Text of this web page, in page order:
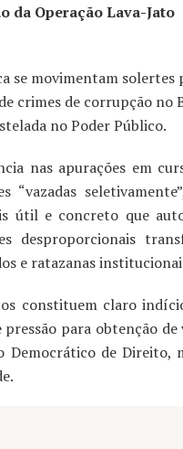
da Operação Lava-Jato
se movimentam
crimes de corrupção
no Poder Público.
nas apurações em
“vazadas
útil e concreto que
desproporcionais
e ratazanas
constituem claro
para obtenção
Democrático de